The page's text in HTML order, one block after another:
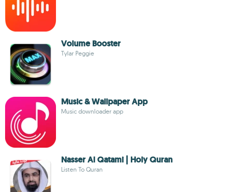
Volume Booster
Tylar Peggie
Music & Wallpaper App
Music downloader app
Nasser Al Qatami | Holy Quran
Listen To Quran